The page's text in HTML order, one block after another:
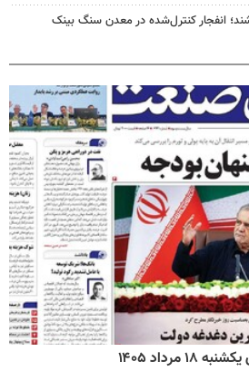
انفجار کنترل‌شده در معدن سنگ بینک
مرداد ۱۴۰۵